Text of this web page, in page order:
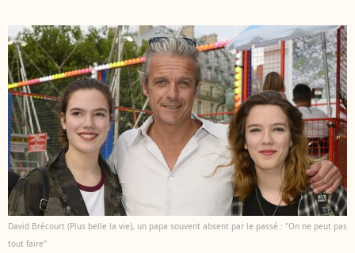
David Brécourt (Plus belle la vie), un papa souvent absent par le passé : "On ne peut pas
tout faire"